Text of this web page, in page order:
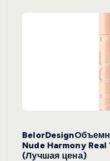
Nude Harmony Real
(Лучшая цена)